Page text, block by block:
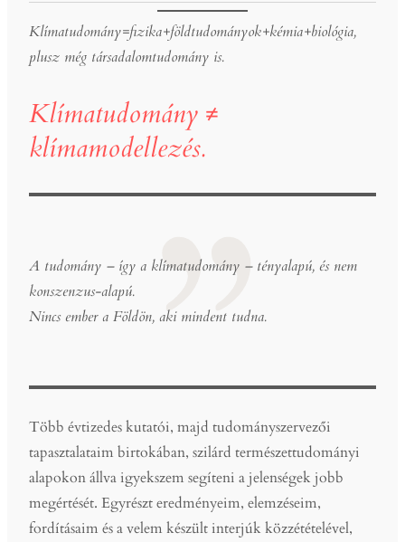
Klímatudomány=fizika+földtudományok+kémia+biológia,
plusz még társadalomtudomány is.
Klímatudomány ≠
klímamodellezés.
A tudomány – így a klímatudomány – tényalapú, és nem
konszenzus-alapú.
Nincs ember a Földön, aki mindent tudna.
Több évtizedes kutatói, majd tudományszervezői
tapasztalataim birtokában, szilárd természettudományi
alapokon állva igyekszem segíteni a jelenségek jobb
megértését. Egyrészt eredményeim, elemzéseim,
fordításaim és a velem készült interjúk közzétételével,